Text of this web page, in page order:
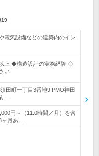
19
電気設備などの建築内のイン
上 ◆構造設計の実務経験 ◇
い
田町一丁目3番地9 PMO神田
…
円～（11.0時間／月）を含
月あ…